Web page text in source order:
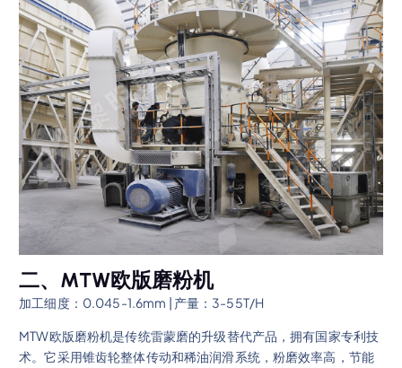
二、MTW欧版磨粉机
加工细度：0.045-1.6mm | 产量：3-55T/H
MTW欧版磨粉机是传统雷蒙磨的升级替代产品，拥有国家专利技
术。它采用锥齿轮整体传动和稀油润滑系统，粉磨效率高，节能